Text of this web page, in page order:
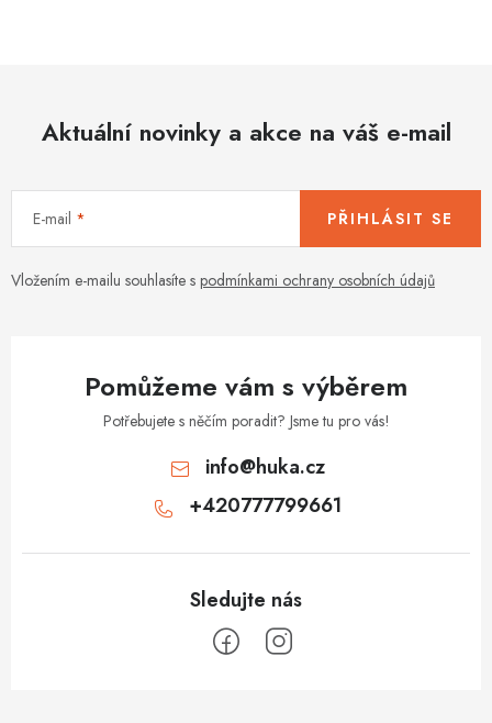
Aktuální novinky a akce na váš e-mail
E-mail
Vložením e-mailu souhlasíte s podmínkami ochrany osobních údajů
PŘIHLÁSIT SE
Pomůžeme vám s výběrem
Potřebujete s něčím poradit? Jsme tu pro vás!
info@huka.cz
+420777799661